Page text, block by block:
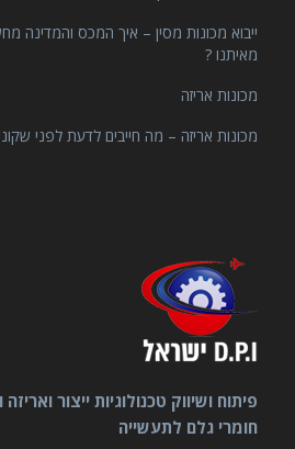
ייבוא מכונות מסין – איך המכס והמדינה
מאיתנו ?
מכונות אריזה
מכונות אריזה – מה חייבים לדעת לפני
פיתוח ושיווק טכנולוגיות ייצור
חומרי גלם לתעשייה